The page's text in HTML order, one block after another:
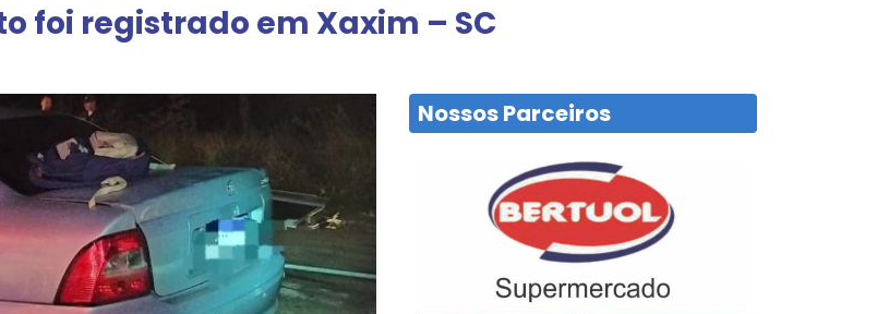
foi registrado em Xaxim – SC
Nossos Parceiros